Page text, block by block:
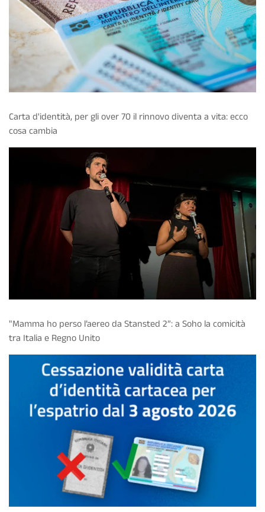
Carta d'identità, per gli over 70 il rinnovo diventa a vita: ecco
cosa cambia
"Mamma ho perso l’aereo da Stansted 2”: a Soho la comicità
tra Italia e Regno Unito